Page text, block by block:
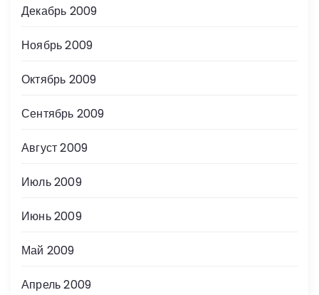
Декабрь 2009
Ноябрь 2009
Октябрь 2009
Сентябрь 2009
Август 2009
Июль 2009
Июнь 2009
Май 2009
Апрель 2009